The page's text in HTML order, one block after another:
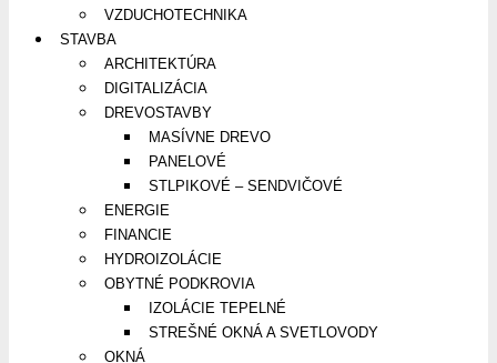
VZDUCHOTECHNIKA
STAVBA
ARCHITEKTÚRA
DIGITALIZÁCIA
DREVOSTAVBY
MASÍVNE DREVO
PANELOVÉ
STLPIKOVÉ – SENDVIČOVÉ
ENERGIE
FINANCIE
HYDROIZOLÁCIE
OBYTNÉ PODKROVIA
IZOLÁCIE TEPELNÉ
STREŠNÉ OKNÁ A SVETLOVODY
OKNÁ